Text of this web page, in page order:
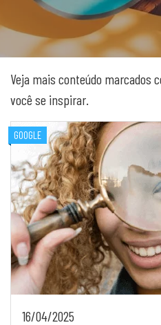
Veja mais conteúdo marcados
você se inspirar.
GOOGLE
16/04/2025